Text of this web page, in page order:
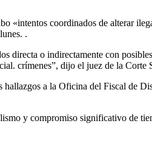
coordinados de alterar
.
directa o indirectamente con
crímenes”, dijo el juez de la
a la Oficina del Fiscal de
y compromiso significativo de